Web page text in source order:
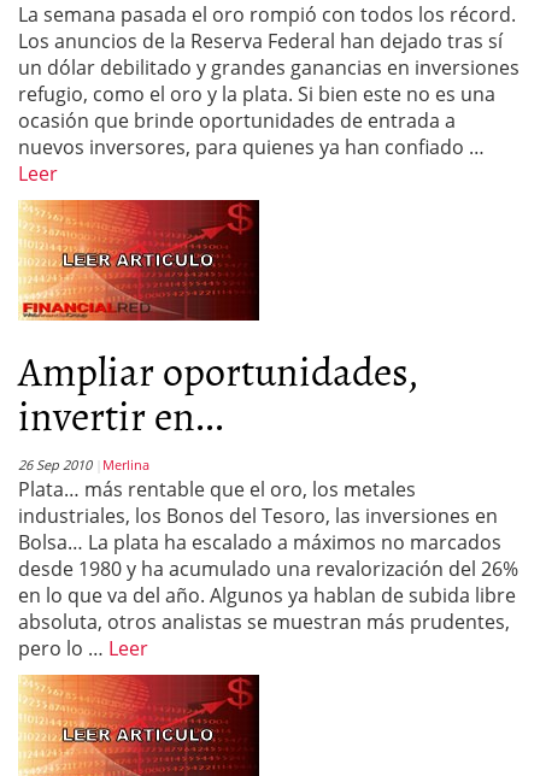
La semana pasada el oro rompió con todos los récord.
Los anuncios de la Reserva Federal han dejado tras sí
un dólar debilitado y grandes ganancias en inversiones
refugio, como el oro y la plata. Si bien este no es una
ocasión que brinde oportunidades de entrada a
nuevos inversores, para quienes ya han confiado …
Leer
Ampliar oportunidades,
invertir en...
26 Sep 2010 Merlina
Plata… más rentable que el oro, los metales
industriales, los Bonos del Tesoro, las inversiones en
Bolsa… La plata ha escalado a máximos no marcados
desde 1980 y ha acumulado una revalorización del 26%
en lo que va del año. Algunos ya hablan de subida libre
absoluta, otros analistas se muestran más prudentes,
pero lo … Leer